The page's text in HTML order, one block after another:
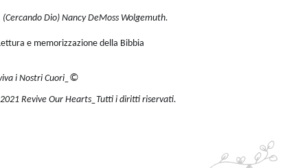
(Cercando Dio) Nancy DeMoss Wolgemuth.
e memorizzazione della Bibbia
i Nostri Cuori_ ©
Revive Our Hearts_Tutti i diritti riservati.